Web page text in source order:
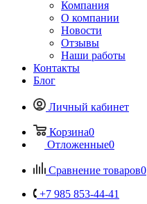
Компания
О компании
Новости
Отзывы
Наши работы
Контакты
Блог
Личный кабинет
Корзина0
Отложенные0
Сравнение товаров0
+7 985 853-44-41